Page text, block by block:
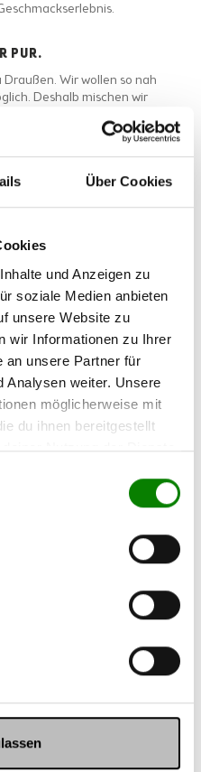
Über Cookies
und Anzeigen zu
soziale Medien anbieten
unsere Website zu
wir Informationen zu Ihrer
an unsere Partner für
Analysen weiter. Unsere
möglicherweise mit
du ihnen bereitgestellt
Nutzung der Dienste
PUR.
Draußen. Wir wollen so nah
Deshalb mischen wir
AUSGEZEICHNET.
regelmäßig Preise.
stolzer machen uns aber